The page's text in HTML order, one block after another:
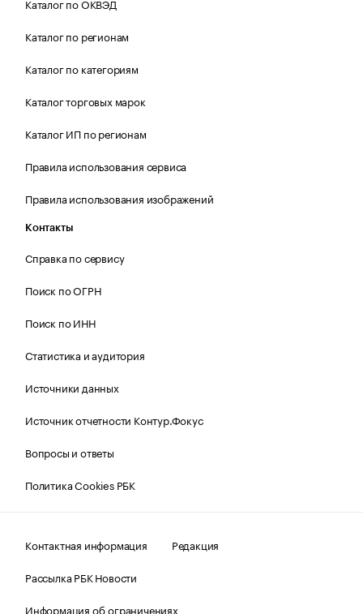
Каталог по ОКВЭД
Каталог по регионам
Каталог по категориям
Каталог торговых марок
Каталог ИП по регионам
Правила использования сервиса
Правила использования изображений
Контакты
Справка по сервису
Поиск по ОГРН
Поиск по ИНН
Статистика и аудитория
Источники данных
Источник отчетности Контур.Фокус
Вопросы и ответы
Политика Cookies РБК
Контактная информация
Редакция
Рассылка РБК Новости
Информация об ограничениях